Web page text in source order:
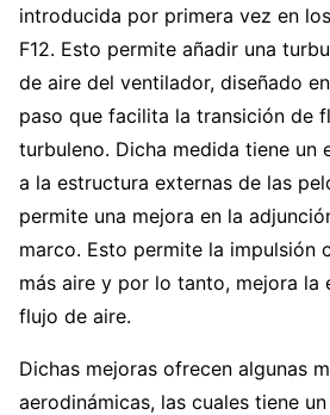
introducida por primera vez en
F12. Esto permite añadir una
de aire del ventilador, diseñado
paso que facilita la transición de
turbuleno. Dicha medida tiene un
a la estructura externas de las
permite una mejora en la
marco. Esto permite la impulsión
más aire y por lo tanto, mejora la
flujo de aire.
Dichas mejoras ofrecen algunas
aerodinámicas, las cuales tiene